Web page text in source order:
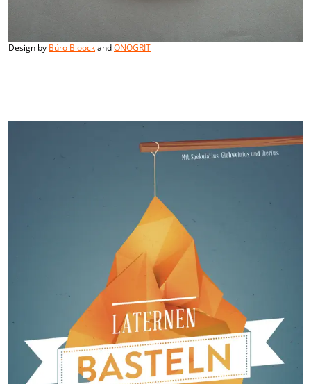
Design by Büro BloockandONOGRIT